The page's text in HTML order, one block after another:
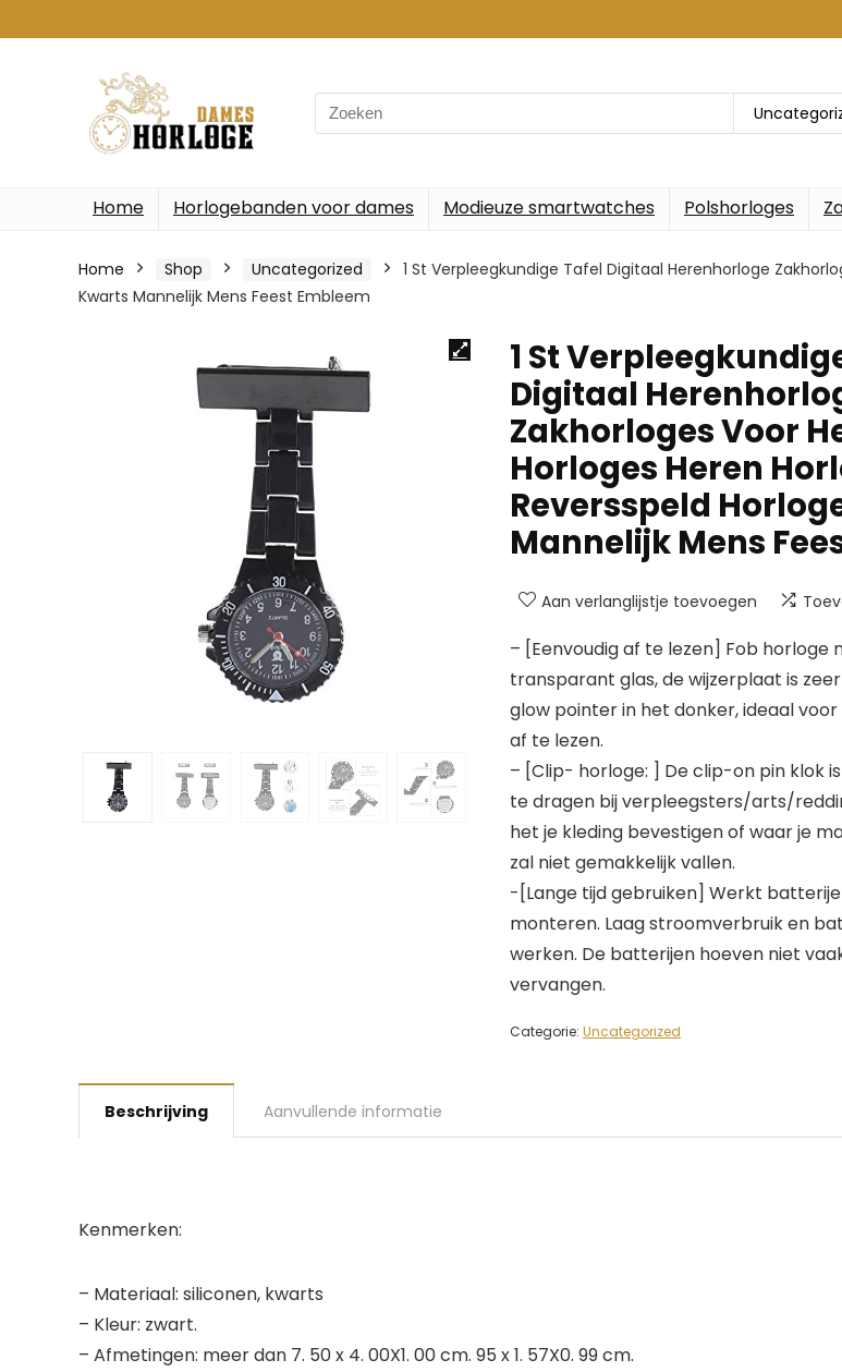
Search
for:
Home Horlogebanden voor dames Modieuze smartwatches Polshorloges
Home Shop Uncategorized
1 St Verpleegkundige Tafel Digitaal Herenhorloge
Kwarts Mannelijk Mens Feest Embleem
1 St
Digitaal
Zakhorloges Voor
Horloges Heren
Reversspeld
Mannelijk Mens
Aan verlanglijstje toevoegen
– [Eenvoudig af te lezen] Fob horloge
transparant glas, de wijzerplaat is
glow pointer in het donker, ideaal voor
af te lezen.
– [Clip- horloge: ] De clip-on pin klok
te dragen bij verpleegsters/arts/
het je kleding bevestigen of waar je
zal niet gemakkelijk vallen.
-[Lange tijd gebruiken] Werkt
monteren. Laag stroomverbruik en
werken. De batterijen hoeven niet
vervangen.
Categorie: Uncategorized
Beschrijving Aanvullende informatie
Kenmerken:
– Materiaal: siliconen, kwarts
– Kleur: zwart.
– Afmetingen: meer dan 7. 50 x 4. 00X1. 00 cm. 95 x 1. 57X0. 99 cm.